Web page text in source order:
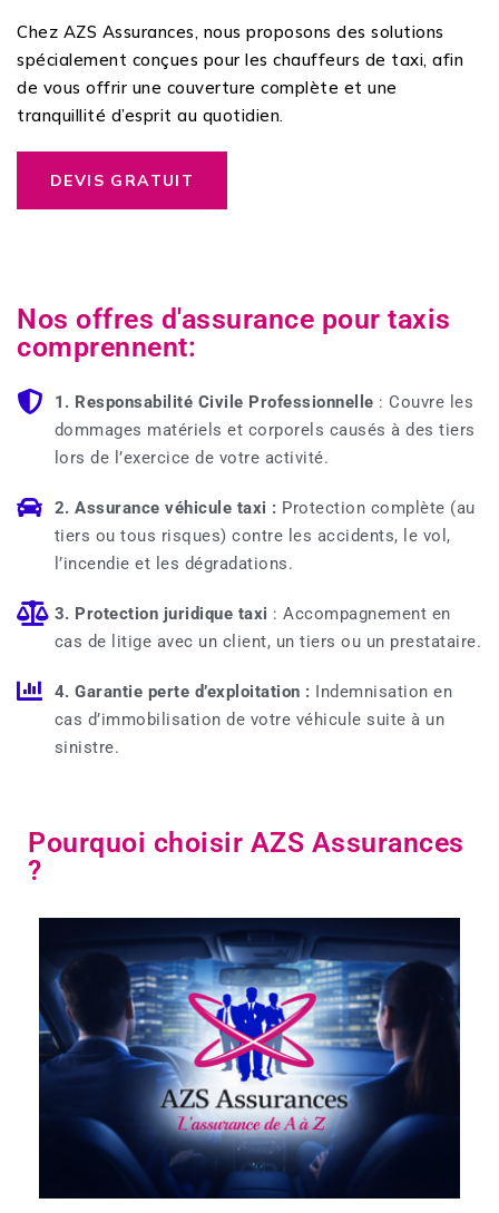
Chez AZS Assurances, nous proposons des solutions
spécialement conçues pour les chauffeurs de taxi, afin
de vous offrir une couverture complète et une
tranquillité d’esprit au quotidien.
DEVIS GRATUIT
Nos offres d'assurance pour taxis
comprennent:
1. Responsabilité Civile Professionnelle : Couvre les
dommages matériels et corporels causés à des tiers
lors de l’exercice de votre activité.
2. Assurance véhicule taxi : Protection complète (au
tiers ou tous risques) contre les accidents, le vol,
l’incendie et les dégradations.
3. Protection juridique taxi : Accompagnement en
cas de litige avec un client, un tiers ou un prestataire.
4. Garantie perte d’exploitation : Indemnisation en
cas d’immobilisation de votre véhicule suite à un
sinistre.
Pourquoi choisir AZS Assurances
?